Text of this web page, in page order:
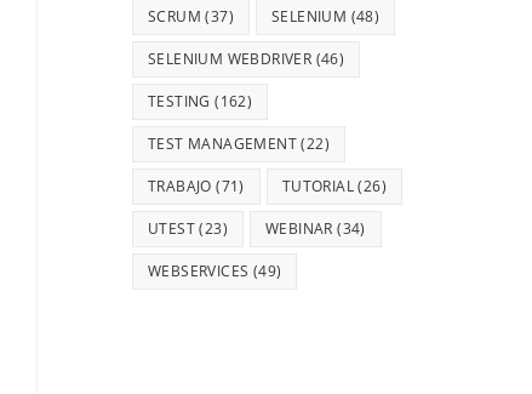
SCRUM (37) SELENIUM (48)
SELENIUM WEBDRIVER (46)
TESTING (162)
TEST MANAGEMENT(22)
TRABAJO (71) TUTORIAL(26)
UTEST(23) WEBINAR (34)
WEBSERVICES (49)